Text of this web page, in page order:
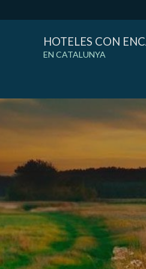
HOTELES CON
EN CATALUNYA